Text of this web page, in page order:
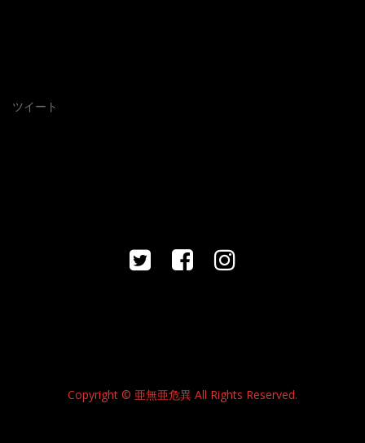
ツイート
Copyright © 亜無亜危異 All Rights Reserved.